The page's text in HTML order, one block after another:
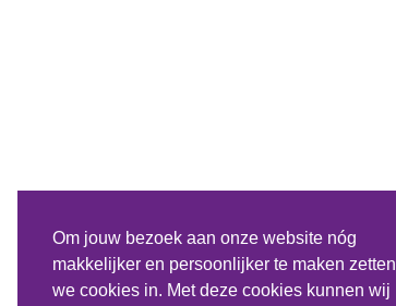
Om jouw bezoek aan onze website nóg
makkelijker en persoonlijker te maken zetten
we cookies in. Met deze cookies kunnen wij